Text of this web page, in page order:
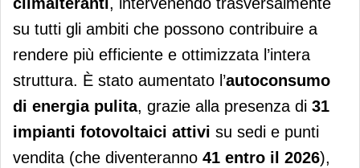
su tutti gli ambiti che possono contribuire a
rendere più efficiente e ottimizzata l’intera
struttura. È stato aumentato l’autoconsumo
di energia pulita, grazie alla presenza di 31
impianti fotovoltaici attivi su sedi e punti
vendita (che diventeranno 41 entro il 2026),